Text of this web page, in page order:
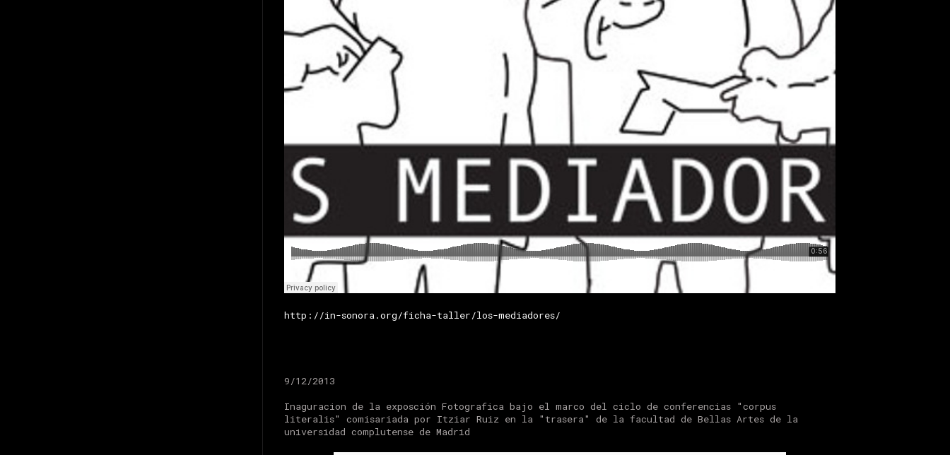
http://in-sonora.org/ficha-taller/los-mediadores/
9/12/2013
Inaguracion de la exposción Fotografica bajo el marco del ciclo de conferencias "corpus
literalis" comisariada por Itziar Ruiz en la "trasera" de la facultad de Bellas Artes de la
universidad complutense de Madrid